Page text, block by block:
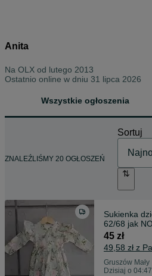
Anita
Na OLX od lutego 2013
Ostatnio online w dniu 31 lipca 2026
Wszystkie ogłoszenia
ZNALEŹLIŚMY 20 OGŁOSZEŃ
Sortuj
Sukienka
62/68 jak
45 zł
49,58 zł z
Gruszów Mały
Dzisiaj o 04:47